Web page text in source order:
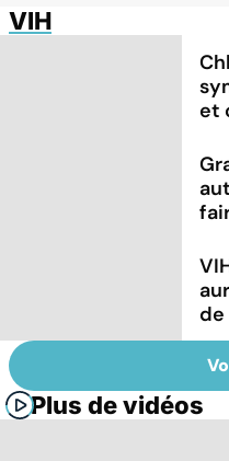
VIH
et
de
Plus de vidéos